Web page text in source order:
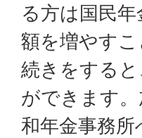
る方は国民
額を増やす
続きをする
ができます
和年金事務